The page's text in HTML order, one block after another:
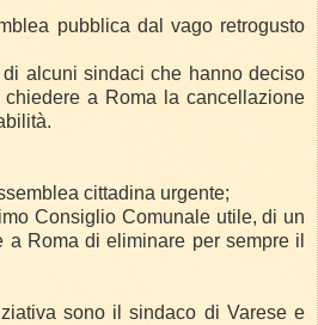
pubblica dal vago retrogusto
alcuni sindaci che hanno deciso
a Roma la cancellazione
cittadina urgente;
Consiglio Comunale utile, di un
a Roma di eliminare per sempre il
sono il sindaco di Varese e